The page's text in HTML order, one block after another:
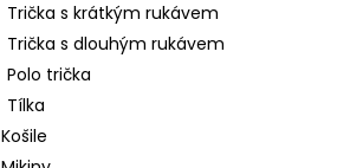
Trička s krátkým rukávem
Trička s dlouhým rukávem
Polo trička
Tílka
Košile